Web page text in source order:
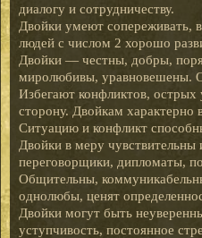
диалогу и сотрудничеству.
Двойки умеют сопереживать,
людей с числом 2 хорошо
Двойки — честны, добры,
миролюбивы, уравновешены.
Избегают конфликтов,
сторону. Двойкам характерно
Ситуацию и конфликт
Двойки в меру
переговорщики, дипломаты,
Общительны,
однолюбы, ценят
Двойки могут быть
уступчивость, постоянное